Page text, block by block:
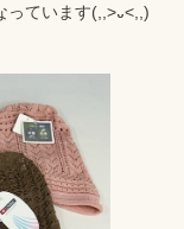
っています(,,>᎑<,,)